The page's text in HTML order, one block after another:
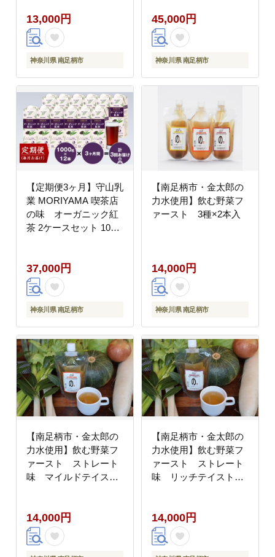
13,000円
神奈川県 南足柄市
コーヒー 飲料 神奈川県
南足柄市 】
45,000円
神奈川県 南足柄市
【定期便3ヶ月】守山乳
業 MORIYAMA 喫茶店
の味 オーガニック紅
茶 2ケースセット 1000
37,000円
神奈川県 南足柄市
【南足柄市・金太郎の
力水使用】飲む野菜フ
ァースト 3種×2本入
14,000円
神奈川県 南足柄市
【南足柄市・金太郎の
力水使用】飲む野菜フ
ァースト ストレート
味 マイルドテイスト
14,000円
【南足柄市・金太郎の
力水使用】飲む野菜フ
ァースト ストレート
味 リッチテイスト×6
14,000円